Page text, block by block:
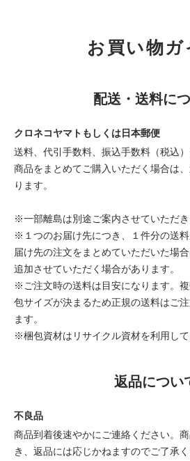
お買い物ガ
配送・送料に
クロネコヤマトもしくは日本郵便
送料、代引手数料、振込手数料（税込
商品をまとめてご購入いただく場合は
ります。
※一部離島は別途ご案内させていただき
※１つのお届け先につき、１件分の送
届け先の注文をまとめていただいた場
追加させていただく場合があります。
※ご注文時の送料は目安になります。
包サイズが決まるため正規の送料はご
ます。
※梱包資材はリサイクル資材を利用して
返品につい
不良品
商品到着後速やかにご連絡ください。
き、返品には応じかねますのでご了承く